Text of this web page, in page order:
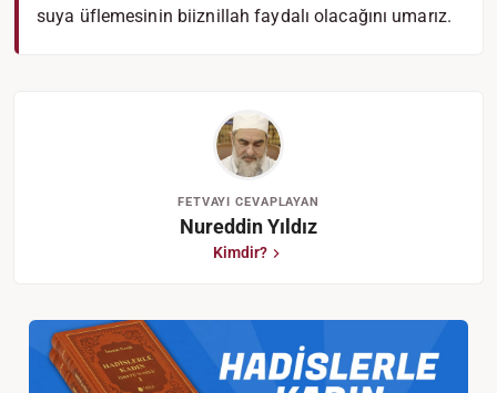
suya üflemesinin biiznillah faydalı olacağını umarız.
FETVAYI CEVAPLAYAN
Nureddin Yıldız
Kimdir?